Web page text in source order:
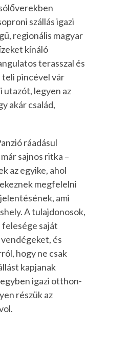
szállás igazi
regionális magyar
kínáló
terasszal és
pincével vár
utazót, legyen az
akár család,
ráadásul
sajnos ritka –
az egyike, ahol
megfelelni
ami
A tulajdonosok,
felesége saját
és
hogy ne csak
kapjanak
igazi otthon-
részük az